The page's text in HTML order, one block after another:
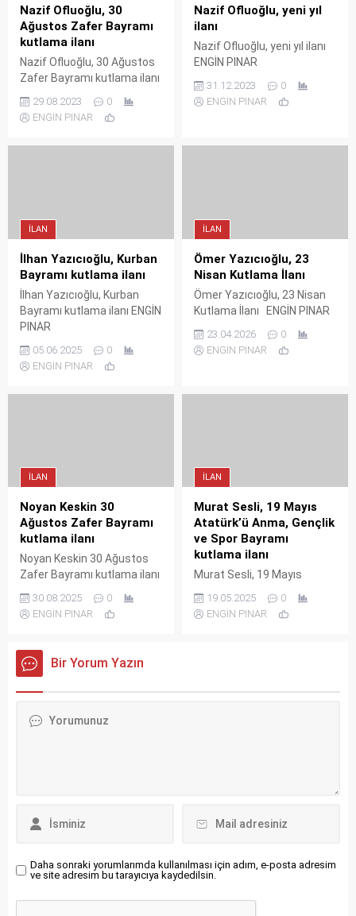
Nazif Ofluoğlu, 30
Ağustos Zafer Bayramı
kutlama ilanı
Nazif Ofluoğlu, 30 Ağustos
Zafer Bayramı kutlama ilanı
ENGİN PINAR
29.08.2023
0
ENGİN PINAR
Nazif Ofluoğlu, yeni yıl
ilanı
Nazif Ofluoğlu, yeni yıl ilanı
ENGİN PINAR
31.12.2023
0
ENGİN PINAR
İLAN
İlhan Yazıcıoğlu, Kurban
Bayramı kutlama ilanı
İlhan Yazıcıoğlu, Kurban
Bayramı kutlama ilanı ENGİN
PINAR
05.06.2025
0
ENGİN PINAR
İLAN
Ömer Yazıcıoğlu, 23
Nisan Kutlama İlanı
Ömer Yazıcıoğlu, 23 Nisan
Kutlama İlanı ENGİN PINAR
23.04.2026
0
ENGİN PINAR
İLAN
Noyan Keskin 30
Ağustos Zafer Bayramı
kutlama ilanı
Noyan Keskin 30 Ağustos
Zafer Bayramı kutlama ilanı
ENGİN PINAR
30.08.2025
0
ENGİN PINAR
İLAN
Murat Sesli, 19 Mayıs
Atatürk’ü Anma, Gençlik
ve Spor Bayramı
kutlama ilanı
Murat Sesli, 19 Mayıs
Atatürk’ü Anma, Gençlik ve
Spor Bayramı kutlama ilanı
ENGİN PINAR
19.05.2025
0
ENGİN PINAR
Bir Yorum Yazın
Daha sonraki yorumlarımda kullanılması için adım, e-posta adresim
ve site adresim bu tarayıcıya kaydedilsin.